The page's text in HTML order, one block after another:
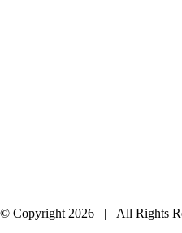
© Copyright 2026 | All Rights